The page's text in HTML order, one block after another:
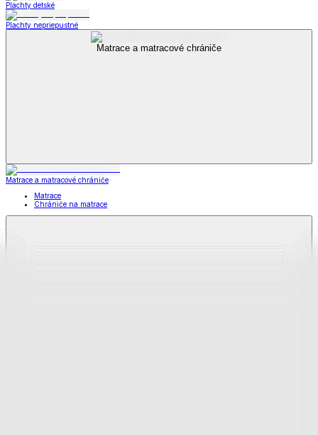
Plachty detské
Plachty nepriepustné
Matrace a matracové chrániče
Matrace a matracové chrániče
Matrace
Chrániče na matrace